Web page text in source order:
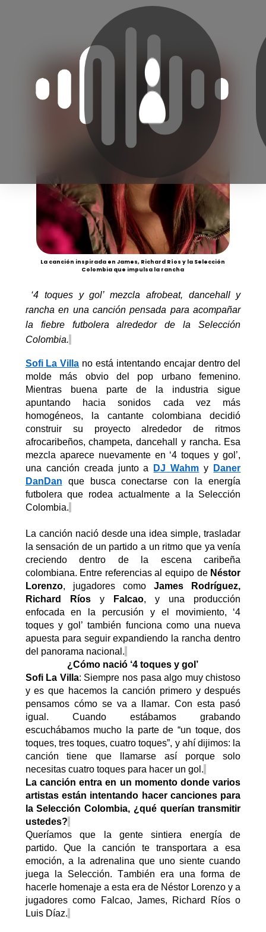
La canción inspirada en James, Richard Ríos y la Selección
Colombia que impulsa la rancha
‘4 toques y gol’ mezcla afrobeat, dancehally
rancha en una canción pensada para acompañar
la fiebre futbolera alrededor de la Selección
Colombia.
SofiLa Villa no está intentando encajar dentro del
molde más obvio del pop urbano femenino.
Mientras buena parte de la industria sigue
apuntando hacia sonidos cada vez más
homogéneos, la cantante colombiana decidió
construir su proyecto alrededor de ritmos
afrocaribeños, champeta,dancehall
y rancha. Esa
mezcla aparece nuevamente en ‘4 toques ygol ’,
una canción creada junto a
DJWahm y
Daner
Dan Dan que busca conectarse con la energía
futbolera que rodea actualmente a la Selección
Colombia.
La canción nació desde una idea simple, trasladar
la sensación de un partido a un ritmo que ya venía
creciendo dentro de la escena caribeña
colombiana. Entre referencias al equipo de Néstor
Lorenzo, jugadores comoJames Rodríguez,
Richard Ríos y Falcao, y una producción
enfocada en la percusión y el movimiento, ‘4
toques y gol ’ también funciona como una nueva
apuesta para seguir expandiendo la rancha dentro
del panorama nacional.
¿Cómo nació ‘4 toques y gol’
SofiLa Villa: Siempre nos pasa algo muy chistoso
y es que hacemos la canción primero y después
pensamos cómo se va a llamar. Con esta pasó
igual. Cuando estábamos grabando
escuchábamos mucho la parte de “un toque, dos
toques, tres toques, cuatro toques”, y ahí dijimos: la
canción tiene que llamarse así porque solo
necesitas cuatro toques para hacer un gol.
La canción entra en un momento donde varios
artistas están intentando hacer canciones para
la Selección Colombia, ¿qué querían transmitir
ustedes?
Queríamos que la gente sintiera energía de
partido. Que la canción te transportara a esa
emoción, a la adrenalina que uno siente cuando
juega la Selección. También era una forma de
hacerle homenaje a esta era de Néstor Lorenzo y a
jugadores como
Falcao, James, Richard Ríos o
Luis Díaz.